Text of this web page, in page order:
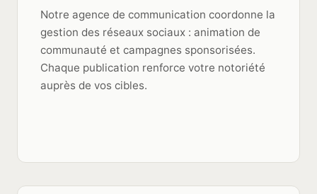
Notre agence de communication coordonne la
gestion des réseaux sociaux : animation de
communauté et campagnes sponsorisées.
Chaque publication renforce votre notoriété
auprès de vos cibles.